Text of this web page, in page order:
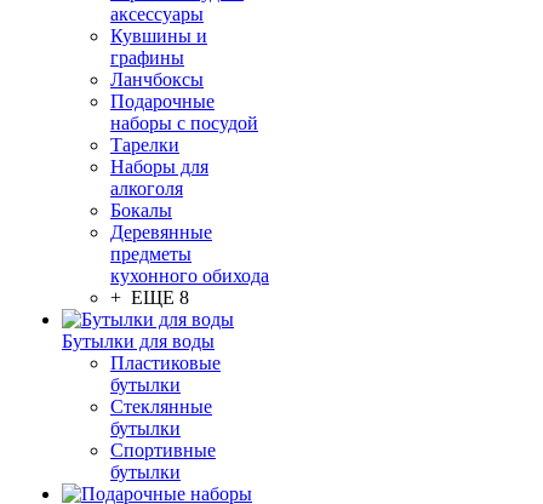
аксессуары
Кувшины и
графины
Ланчбоксы
Подарочные
наборы с посудой
Тарелки
Наборы для
алкоголя
Бокалы
Деревянные
предметы
кухонного обихода
+ ЕЩЕ 8
Бутылки для воды
Пластиковые
бутылки
Стеклянные
бутылки
Спортивные
бутылки